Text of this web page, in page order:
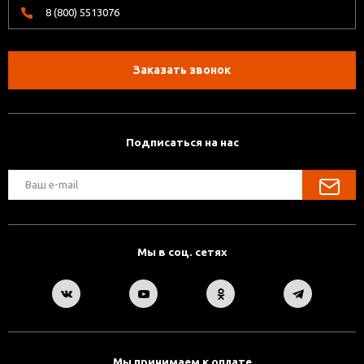
8 (800) 5513076
Заказать звонок
Подписаться на нас
Мы в соц. сетях